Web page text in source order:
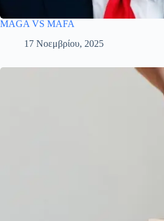
MAGA VS MAFA
17 Νοεμβρίου, 2025